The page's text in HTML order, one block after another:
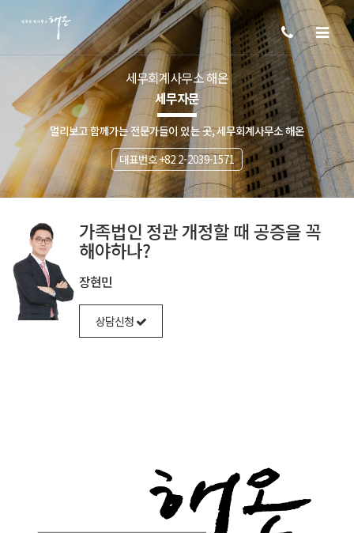
세무회계사무소 해온
세무자문
멀리보고 함께가는 전문가들이 있는 곳, 세무회계사무소 해온
대표번호 +82 2-2039-1571
가족법인 정관 개정할 때 공증을 꼭
해야하나?
장현민
상담신청